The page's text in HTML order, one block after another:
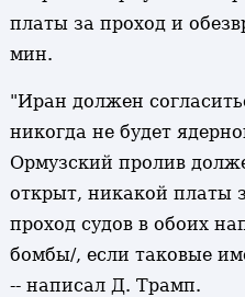
платы за проход и
мин.
"Иран должен
никогда не будет
Ормузский пролив
открыт, никакой платы
проход судов в обоих
бомбы/, если таковые
-- написал Д. Трамп.